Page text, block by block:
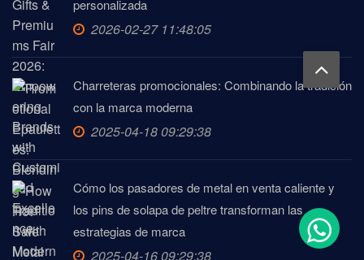
personalizada
2026-02-27 11:48:05
Charreteras promocionales: Combinando la tradición
con la marca moderna
2025-04-18 09:29:38
Cómo los pasadores de metal en venta caliente y
los pins de solapa de peltre transforman las
estrategias de marca
2025-04-16 09:29:38